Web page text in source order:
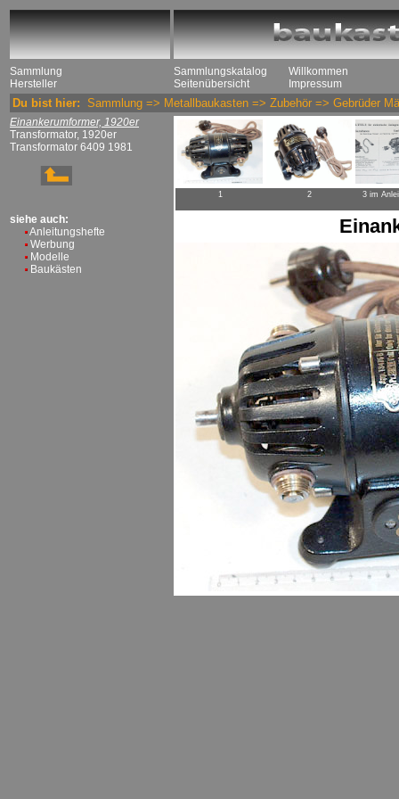
Sammlung
Hersteller
Sammlungskatalog
Seitenübersicht
Willkommen
Impressum
Du bist hier: Sammlung => Metallbaukasten => Zubehör => Gebrüder
Einankerumformer, 1920er
Transformator, 1920er
Transformator 6409 1981
siehe auch:
Anleitungshefte
Werbung
Modelle
Baukästen
1 2 3 im